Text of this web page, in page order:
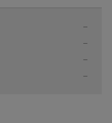
-
-
-
-